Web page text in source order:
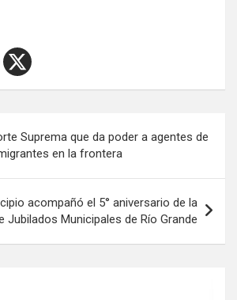
Suprema que da poder a agentes de
en la frontera
acompañó el 5° aniversario de la
Jubilados Municipales de Río Grande